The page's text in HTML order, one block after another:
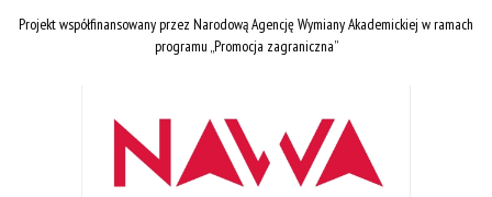
Projekt współfinansowany przez Narodową Agencję Wymiany Akademickiej w ramach
programu „Promocja zagraniczna”